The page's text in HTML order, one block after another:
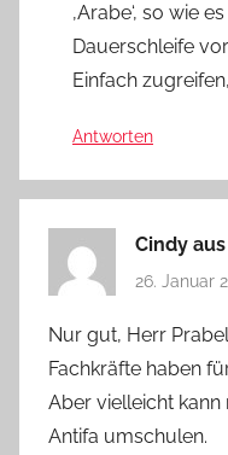
‚Arabe‘, so wie
Dauerschleife
Einfach
Antworten
Cindy aus
26. Januar
Nur gut, Herr
Fachkräfte haben
Aber vielleicht
Antifa umschulen.